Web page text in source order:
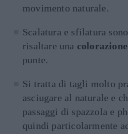
movimento naturale.
Scalatura e sfilatura
risaltare una colorazione
punte.
Si tratta di tagli molto
asciugare al naturale e
passaggi di spazzola e
quindi particolarmente